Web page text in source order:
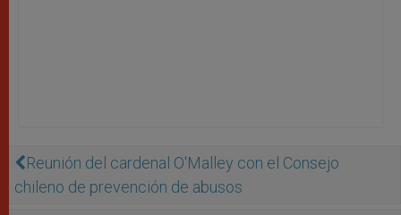
Reunión del cardenal O'Malley con el Consejo
chileno de prevención de abusos